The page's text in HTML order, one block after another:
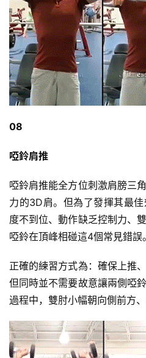
減
脂
計
劃
08
啞鈴肩推
啞鈴肩推能全方位刺激肩膀三
力的3D肩。但為了發揮其最
度不到位、動作缺乏控制力、
啞鈴在頂峰相碰這4個常見錯誤。
正確的練習方式為：確保上推
但同時並不需要故意讓兩側啞
過程中，雙肘小幅朝向側前方、